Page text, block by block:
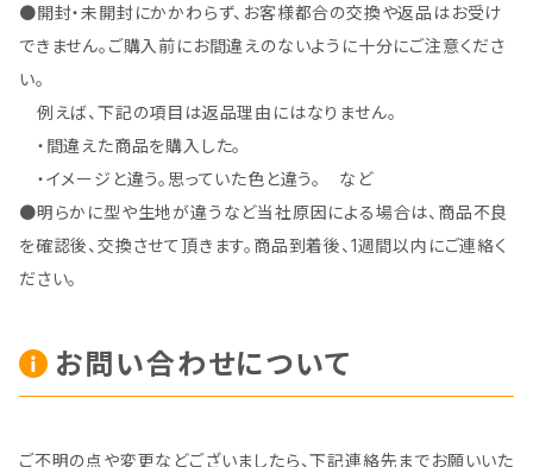
●開封・未開封にかかわらず、お客様都合の交換や返品はお受け
できません。ご購入前にお間違えのないように十分にご注意くださ
い。
例えば、下記の項目は返品理由にはなりません。
・間違えた商品を購入した。
・イメージと違う。思っていた色と違う。 など
●明らかに型や生地が違うなど当社原因による場合は、商品不良
を確認後、交換させて頂きます。商品到着後、1週間以内にご連絡く
ださい。
お問い合わせについて
ご不明の点や変更などございましたら、下記連絡先までお願いいた